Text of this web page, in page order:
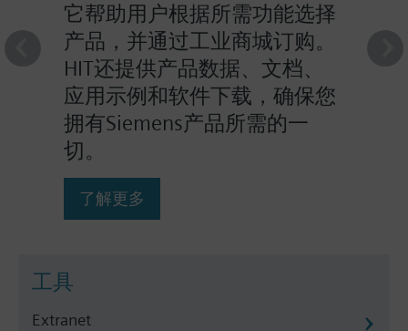
它帮助用户根据所需功能选择
产品，并通过工业商城订购。
HIT还提供产品数据、文档、
应用示例和软件下载，确保您
拥有Siemens产品所需的一
切。
了解更多
工具
Extranet